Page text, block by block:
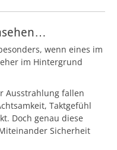
wenn eines im
im Hintergrund
Ausstrahlung fallen
Taktgefühl
Doch genau diese
Sicherheit